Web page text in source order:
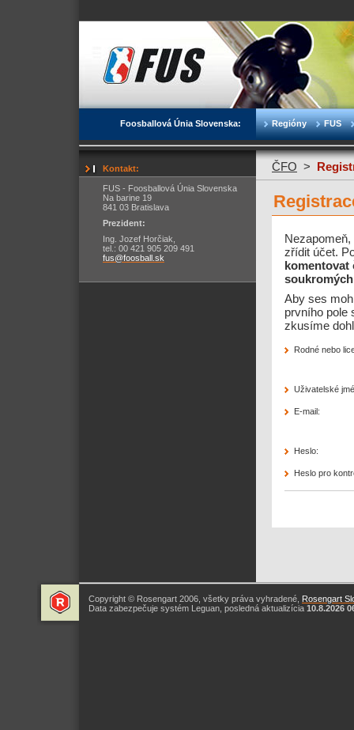
Foosballová Únia Slovenska: Regióny FUS
Kontakt:
FUS - Foosballová Únia Slovenska
Na barine 19
841 03 Bratislava
Prezident:
Ing. Jozef Horčiak,
tel.: 00 421 905 209 491
fus@foosball.sk
ČFO >
zřídit účet.
komentovat
Aby ses
prvního pole
zkusíme
Rodné nebo
Uživatelské
E-mail:
Heslo:
Heslo pro
Copyright © Rosengart 2006, všetky práva vyhradené, Rosengart
Data zabezpečuje systém Leguan, posledná aktualizícia 10.8.2026